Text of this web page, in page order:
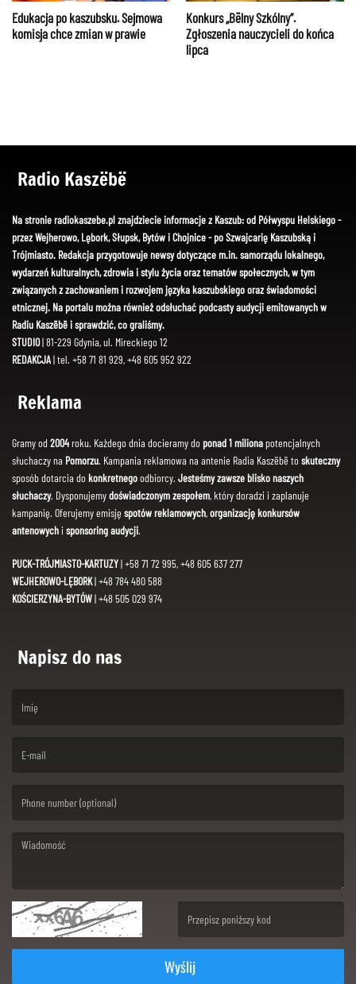
Edukacja po kaszubsku. Sejmowa
komisja chce zmian w prawie
Konkurs „Bëlny Szkólny”.
Zgłoszenia nauczycieli do końca
lipca
Radio Kaszëbë
Na stronie radiokaszebe.pl znajdziecie informacje z Kaszub: od Półwyspu Helskiego -
przez Wejherowo, Lębork, Słupsk, Bytów i Chojnice - po Szwajcarię Kaszubską i
Trójmiasto. Redakcja przygotowuje newsy dotyczące m.in. samorządu lokalnego,
wydarzeń kulturalnych, zdrowia i stylu życia oraz tematów społecznych, w tym
związanych z zachowaniem i rozwojem języka kaszubskiego oraz świadomości
etnicznej. Na portalu można również odsłuchać podcasty audycji emitowanych w
Radiu Kaszëbë i sprawdzić, co graliśmy.
STUDIO| 81-229 Gdynia, ul. Mireckiego 12
REDAKCJA| tel. +58 71 81 929, +48 605 952 922
Reklama
Gramy od 2004roku. Każdego dnia docieramy do ponad 1 miliona potencjalnych
słuchaczy na Pomorzu. Kampania reklamowa na antenie Radia Kaszëbë toskuteczny
sposób dotarcia dokonkretnegoodbiorcy. Jesteśmy zawsze blisko naszych
słuchaczy. Dysponujemydoświadczonym zespołem, który doradzi i zaplanuje
kampanię. Oferujemy emisję spotów reklamowych,organizację konkursów
antenowychi sponsoring audycji.
PUCK-TRÓJMIASTO-KARTUZY| +58 71 72 995, +48 605 637 277
WEJHEROWO-LĘBORK| +48 784 480 588
KOŚCIERZYNA-BYTÓW| +48 505 029 974
Napisz do nas
Wyślij